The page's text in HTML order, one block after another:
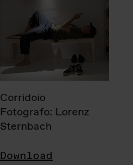
Corridoio
Fotografo: Lorenz
Sternbach
Download